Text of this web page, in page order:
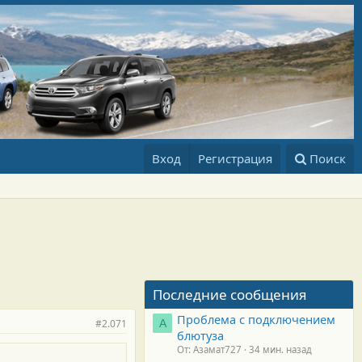
Вход Регистрация Поиск
#2.071
Последние сообщения
А
Проблема с подключением
блютуза
От: Азамат727 34 мин. назад